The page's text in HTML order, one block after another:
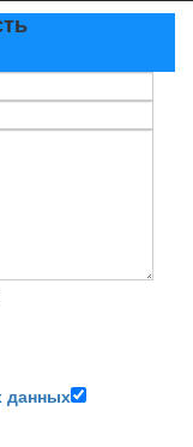
данных